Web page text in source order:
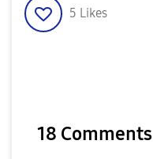
5 Likes
18 Comments